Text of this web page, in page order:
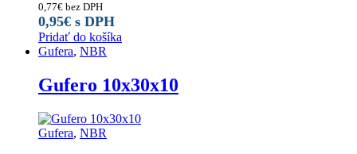
0,77€ bez DPH
0,95€ s DPH
Pridať do košíka
Gufera, NBR
Gufero 10x30x10
Gufera, NBR